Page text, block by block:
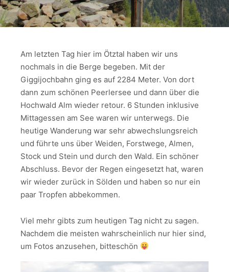
Am letzten Tag hier im Ötztal haben wir uns
nochmals in die Berge begeben. Mit der
Giggijochbahn ging es auf 2284 Meter. Von dort
dann zum schönen Peerlersee und dann über die
Hochwald Alm wieder retour. 6 Stunden inklusive
Mittagessen am See waren wir unterwegs. Die
heutige Wanderung war sehr abwechslungsreich
und führte uns über Weiden, Forstwege, Almen,
Stock und Stein und durch den Wald. Ein schöner
Abschluss. Bevor der Regen eingesetzt hat, waren
wir wieder zurück in Sölden und haben so nur ein
paar Tropfen abbekommen.
Viel mehr gibts zum heutigen Tag nicht zu sagen.
Nachdem die meisten wahrscheinlich nur hier sind,
um Fotos anzusehen, bitteschön